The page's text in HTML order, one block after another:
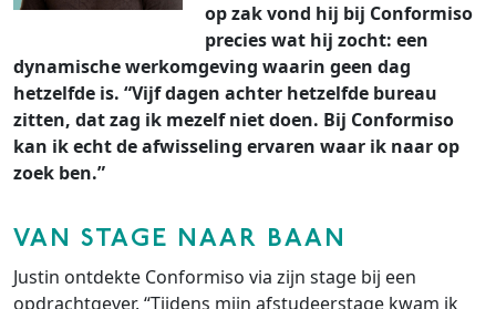
op zak vond hij bij Conformiso
precies wat hij zocht: een
dynamische werkomgeving waarin geen dag
hetzelfde is. “Vijf dagen achter hetzelfde bureau
zitten, dat zag ik mezelf niet doen. Bij Conformiso
kan ik echt de afwisseling ervaren waar ik naar op
zoek ben.”
VAN STAGE NAAR BAAN
Justin ontdekte Conformiso via zijn stage bij een
opdrachtgever. “Tijdens mijn afstudeerstage kwam ik